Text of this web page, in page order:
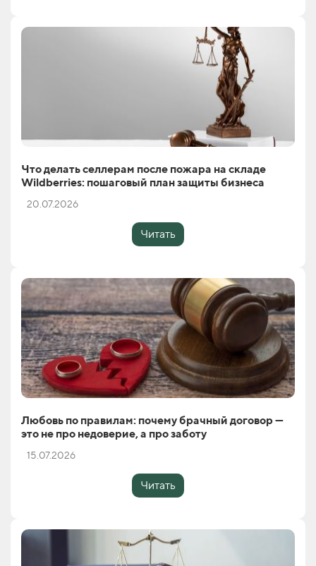
Что делать селлерам после пожара на складе
Wildberries: пошаговый план защиты бизнеса
20.07.2026
Читать
Любовь по правилам: почему брачный договор —
это не про недоверие, а про заботу
15.07.2026
Читать